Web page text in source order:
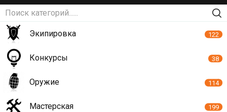
Экипировка 122
Конкурсы 38
Оружие 114
Мастерская 199